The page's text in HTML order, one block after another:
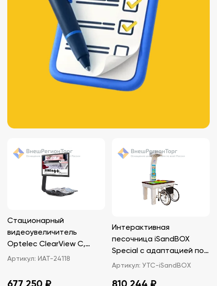
Стационарный
видеоувеличитель
Optelec ClearView C,
монитор HD 24″,
крат
Артикул: ИАТ-24118
677 250 ₽
Интерактивная
песочница iSandBOX
Special с адаптацией под
инвалидную коляску
Артикул: УТС-iSandBOX
810 244 ₽